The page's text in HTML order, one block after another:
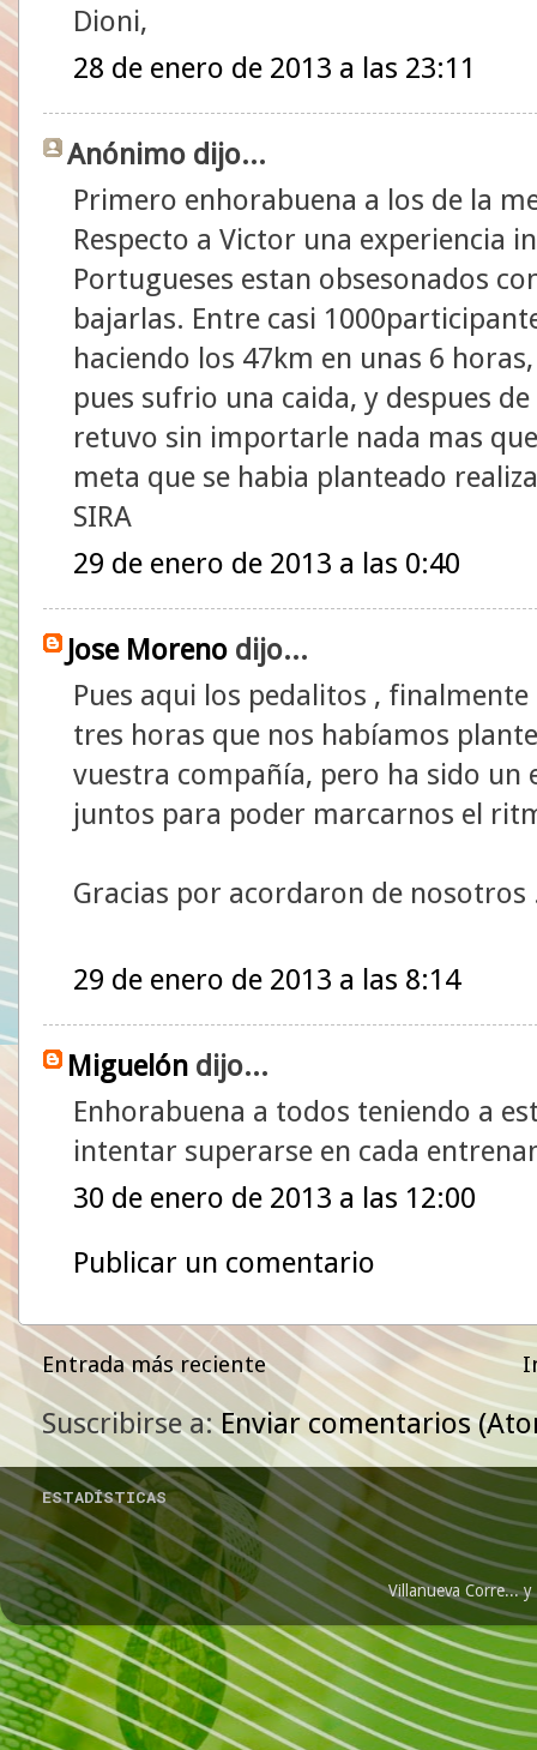
Dioni,
28 de enero de 2013 a las 23:11
Anónimo dijo...
Primero enhorabuena a los de la
Respecto a Victor una experiencia
Portugueses estan obsesonados
bajarlas. Entre casi
haciendo los 47km en unas 6
pues sufrio una caida, y despues
retuvo sin importarle nada mas
meta que se habia planteado
SIRA
29 de enero de 2013 a las 0:40
Jose Moreno dijo...
Pues aqui los pedalitos ,
tres horas que nos habíamos
vuestra compañía, pero ha sido un
juntos para poder marcarnos el
Gracias por acordaron de nosotros
29 de enero de 2013 a las 8:14
Miguelón dijo...
Enhorabuena a todos teniendo a
intentar superarse en cada
30 de enero de 2013 a las 12:00
Publicar un comentario
Entrada más reciente
Suscribirse a:Enviar comentarios
ESTADÍSTICAS
Villanueva Corre...